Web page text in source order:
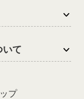
いて
プ